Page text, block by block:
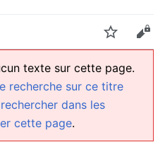
Suivre
texte sur cette page.
recherche sur ce titre
rechercher dans les
cette page.